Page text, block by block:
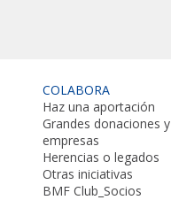
COLABORA
Haz una aportación
Grandes donaciones y
empresas
Herencias o legados
Otras iniciativas
BMF Club_Socios